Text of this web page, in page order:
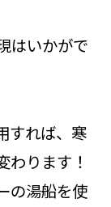
はいかがで
すれば、寒
わります！
の湯船を使